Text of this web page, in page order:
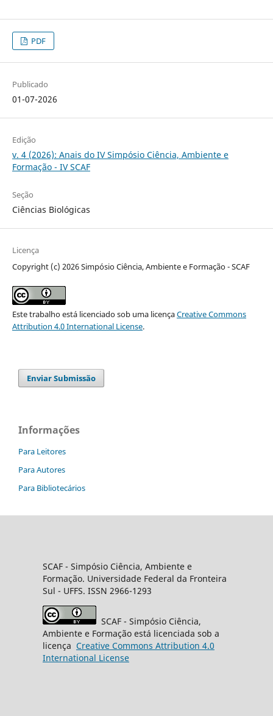
PDF
Publicado
01-07-2026
Edição
v. 4 (2026): Anais do IV Simpósio Ciência, Ambiente e
Formação - IV SCAF
Seção
Ciências Biológicas
Licença
Copyright (c) 2026 Simpósio Ciência, Ambiente e Formação - SCAF
Este trabalho está licenciado sob uma licençaCreative Commons
Attribution 4.0 International License.
Enviar Submissão
Informações
Para Leitores
Para Autores
Para Bibliotecários
SCAF - Simpósio Ciência, Ambiente e
Formação. Universidade Federal da Fronteira
Sul - UFFS. ISSN 2966-1293
SCAF - Simpósio Ciência,
Ambiente e Formação está licenciada sob a
licença Creative Commons Attribution 4.0
International License